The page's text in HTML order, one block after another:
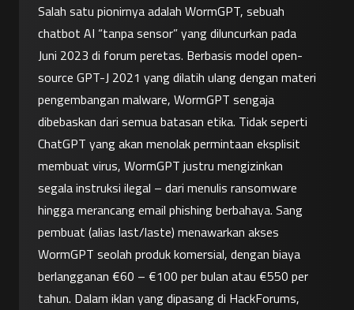
Salah satu pionirnya adalah WormGPT, sebuah
chatbot AI “tanpa sensor” yang diluncurkan pada
Juni 2023 di forum peretas. Berbasis model open-
source GPT-J 2021 yang dilatih ulang dengan materi
pengembangan malware, WormGPT sengaja
dibebaskan dari semua batasan etika. Tidak seperti
ChatGPT yang akan menolak permintaan eksplisit
membuat virus, WormGPT justru mengizinkan
segala instruksi ilegal – dari menulis ransomware
hingga merancang email phishing berbahaya. Sang
pembuat (alias last/laste) menawarkan akses
WormGPT seolah produk komersial, dengan biaya
berlangganan €60 – €100 per bulan atau €550 per
tahun. Dalam iklan yang dipasang di HackForums,